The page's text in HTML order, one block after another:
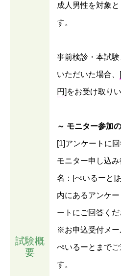
試験概
要
成人男性を対象
す。
事前検診・本試
いただいた場合、
円] をお受け取り
～ モニター参加
[1]アンケートに
モニター申し込
名：[ぺいるーと]
内にあるアンケ
ートにご回答くだ
※お申込受付メー
ぺいるーとまで
す。